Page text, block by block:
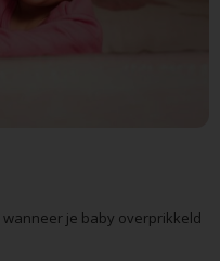
je baby overprikkeld